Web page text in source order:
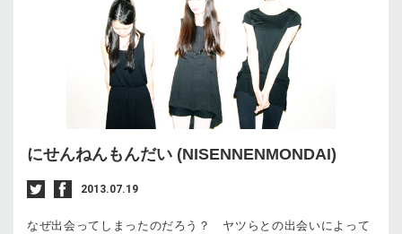
にせんねんもんだい (NISENNENMONDAI)
2013.07.19
なぜ出会ってしまったのだろう？ ヤツらとの出会いによって